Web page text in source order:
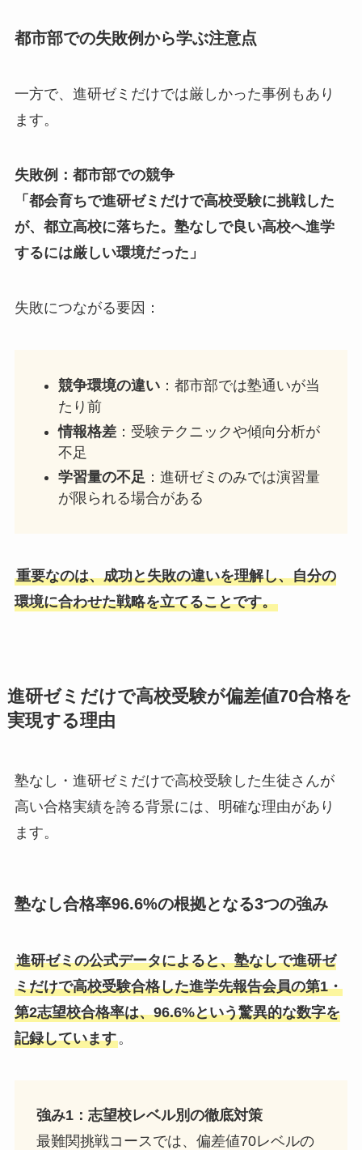
都市部での失敗例から学ぶ注意点
一方で、進研ゼミだけでは厳しかった事例もあり
ます。
失敗例：都市部での競争
「都会育ちで進研ゼミだけで高校受験に挑戦した
が、都立高校に落ちた。塾なしで良い高校へ進学
するには厳しい環境だった」
失敗につながる要因：
競争環境の違い：都市部では塾通いが当
たり前
情報格差：受験テクニックや傾向分析が
不足
学習量の不足：進研ゼミのみでは演習量
が限られる場合がある
重要なのは、成功と失敗の違いを理解し、自分の
環境に合わせた戦略を立てることです。
進研ゼミだけで高校受験が偏差値70合格を
実現する理由
塾なし・進研ゼミだけで高校受験した生徒さんが
高い合格実績を誇る背景には、明確な理由があり
ます。
塾なし合格率96.6%の根拠となる3つの強み
進研ゼミの公式データによると、塾なしで進研ゼ
ミだけで高校受験合格した進学先報告会員の第1・
第2志望校合格率は、96.6%という驚異的な数字を
記録しています。
強み1：志望校レベル別の徹底対策
最難関挑戦コースでは、偏差値70レベルの